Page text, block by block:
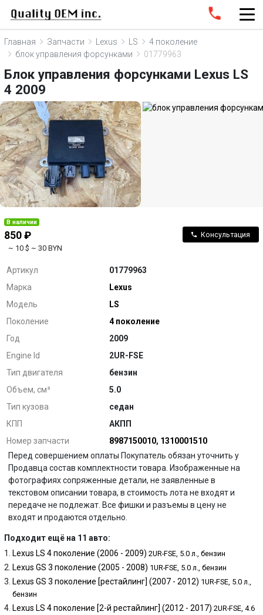
Главная Запчасти Lexus LS
4 поколение
блок управления форсунками
01779963
Блок управления форсунками Lexus LS
4 2009
В наличии
850 ₽
~ 10 $ ~ 30 BYN
Консультация
Артикул
01779963
Марка
Lexus
Модель
LS
Поколение
4 поколение
Год
2009
Engine Id
2UR-FSE
Тип двигателя
бензин
Объем, см³
5.0
Тип кузова
седан
КПП
АКПП
Номер запчасти
8987150010, 1310001510
Перед совершением оплаты Покупатель обязан уточнить у
Продавца состав комплектности товара. Изображенные на
фотографиях сопряженные детали, не заявленные в
текстовом описании товара, в стоимость лота не входят и
передаче не подлежат. Все фишки и разъемы в цену не
входят и продаются отдельно.
Подходит ещё на 11 авто:
Lexus LS 4 поколение (2006 - 2009) 2UR-FSE, 5.0 л., бензин
Lexus GS 3 поколение (2005 - 2008) 1UR-FSE, 5.0 л., бензин
Lexus GS 3 поколение [рестайлинг] (2007 - 2012) 1UR-FSE, 5.0 л.,
бензин
Lexus LS 4 поколение [2-й рестайлинг] (2012 - 2017) 2UR-FSE, 4.6